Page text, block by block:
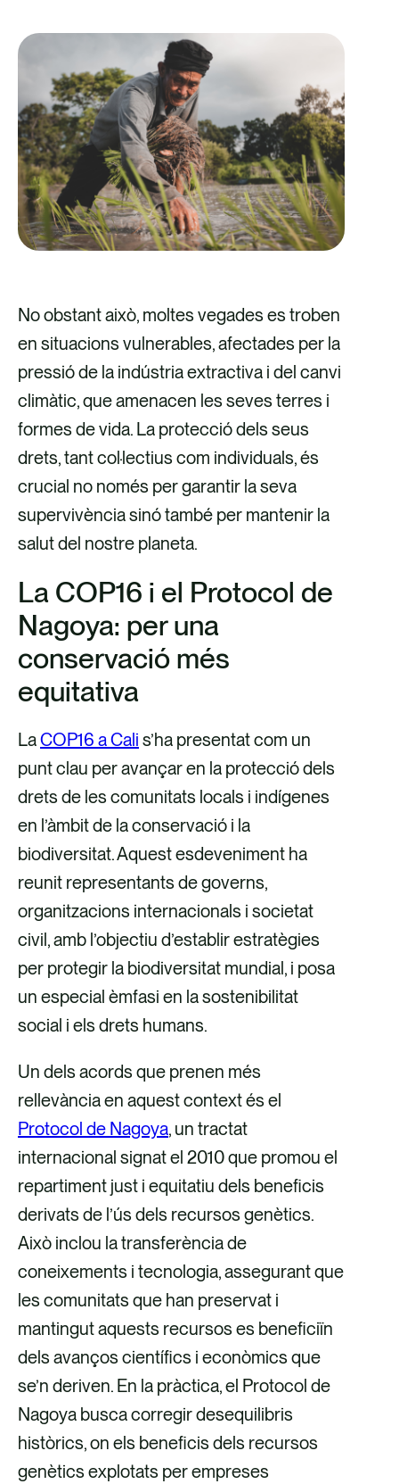
No obstant això, moltes vegades es troben
en situacions vulnerables, afectades per la
pressió de la indústria extractiva i del canvi
climàtic, que amenacen les seves terres i
formes de vida. La protecció dels seus
drets, tant col·lectius com individuals, és
crucial no només per garantir la seva
supervivència sinó també per mantenir la
salut del nostre planeta.
La COP16 i el Protocol de
Nagoya: per una
conservació més
equitativa
LaCOP16 a Cali s’ha presentat com un
punt clau per avançar en la protecció dels
drets de les comunitats locals i indígenes
en l’àmbit de la conservació i la
biodiversitat. Aquest esdeveniment ha
reunit representants de governs,
organitzacions internacionals i societat
civil, amb l’objectiu d’establir estratègies
per protegir la biodiversitat mundial, i posa
un especial èmfasi en la sostenibilitat
social i els drets humans.
Un dels acords que prenen més
rellevància en aquest context és el
Protocol de Nagoya, un tractat
internacional signat el 2010 que promou el
repartiment just i equitatiu dels beneficis
derivats de l’ús dels recursos genètics.
Això inclou la transferència de
coneixements i tecnologia, assegurant que
les comunitats que han preservat i
mantingut aquests recursos es beneficiïn
dels avanços científics i econòmics que
se’n deriven. En la pràctica, el Protocol de
Nagoya busca corregir desequilibris
històrics, on els beneficis dels recursos
genètics explotats per empreses